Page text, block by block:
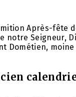
Après-fête
notre Seigneur,
Dométien,